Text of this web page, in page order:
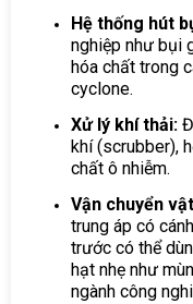
Hệ thống hút
nghiệp như bụi
hóa chất trong
cyclone.
Xử lý khí thải:
khí (scrubber),
chất ô nhiễm.
Vận chuyển
trung áp có
trước có thể
hạt nhẹ như
ngành công